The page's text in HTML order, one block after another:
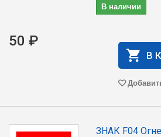
В наличии
50 ₽
В
ЗНАК F04